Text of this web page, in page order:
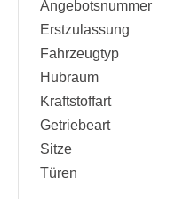
Angebotsnummer
Erstzulassung
Fahrzeugtyp
Hubraum
Kraftstoffart
Getriebeart
Sitze
Türen